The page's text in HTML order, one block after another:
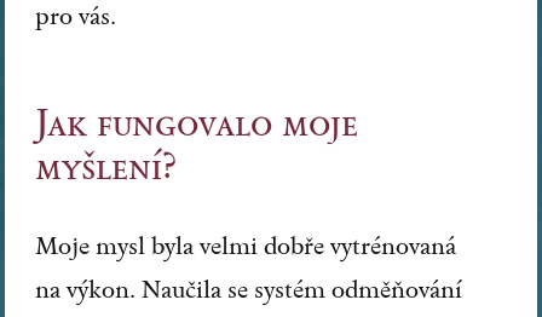
pro vás.
Jak fungovalo moje
myšlení?
Moje mysl byla velmi dobře vytrénovaná
na výkon. Naučila se systém odměňování